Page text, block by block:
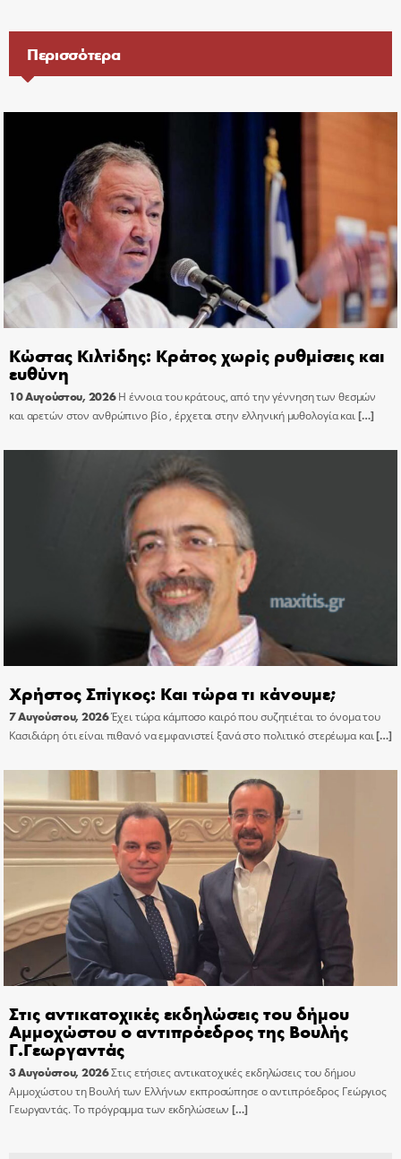
Περισσότερα
Κώστας Κιλτίδης: Κράτος χωρίς ρυθμίσεις και
ευθύνη
10 Αυγούστου, 2026 Η έννοια του κράτους, από την γέννηση των θεσμών
και αρετών στον ανθρώπινο βίο , έρχεται στην ελληνική μυθολογία και[…]
Χρήστος Σπίγκος: Και τώρα τι κάνουμε;
7 Αυγούστου, 2026Έχει τώρα κάμποσο καιρό που συζητιέται το όνομα του
Κασιδιάρη ότι είναι πιθανό να εμφανιστεί ξανά στο πολιτικό στερέωμα και[…]
Στις αντικατοχικές εκδηλώσεις του δήμου
Αμμοχώστου ο αντιπρόεδρος της Βουλής
Γ.Γεωργαντάς
3 Αυγούστου, 2026Στις ετήσιες αντικατοχικές εκδηλώσεις του δήμου
Αμμοχώστου τη Βουλή των Ελλήνων εκπροσώπησε ο αντιπρόεδρος Γεώργιος
Γεωργαντάς. Το πρόγραμμα των εκδηλώσεων […]